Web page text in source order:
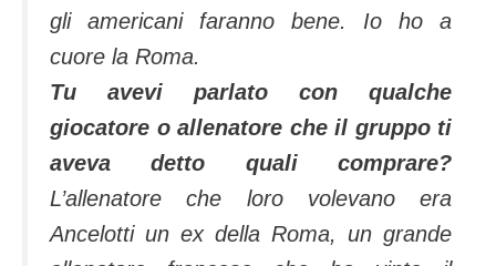
gli americani faranno bene. Io ho a
cuore la Roma.
Tu avevi parlato con qualche
giocatore o allenatore che il gruppo ti
aveva detto quali comprare?
L’allenatore che loro volevano era
Ancelotti un ex della Roma, un grande